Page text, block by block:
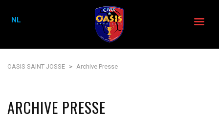
OASIS SAINT JOSSE > Archive Presse
ARCHIVE PRESSE
NL